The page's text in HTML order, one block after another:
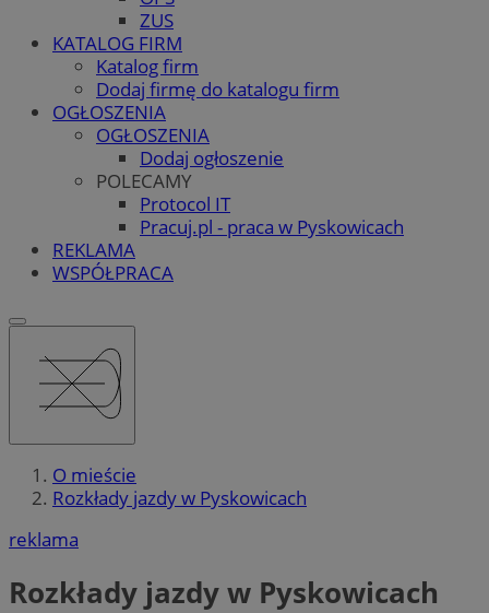
ZUS
KATALOG FIRM
Katalog firm
Dodaj firmę do katalogu firm
OGŁOSZENIA
OGŁOSZENIA
Dodaj ogłoszenie
POLECAMY
Protocol IT
Pracuj.pl - praca w Pyskowicach
REKLAMA
WSPÓŁPRACA
O mieście
Rozkłady jazdy w Pyskowicach
reklama
Rozkłady jazdy w Pyskowicach